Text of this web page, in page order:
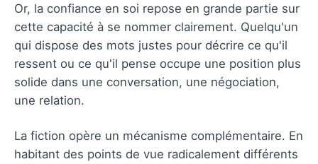
Or, la confiance en soi repose en grande partie sur
cette capacité à se nommer clairement. Quelqu'un
qui dispose des mots justes pour décrire ce qu'il
ressent ou ce qu'il pense occupe une position plus
solide dans une conversation, une négociation,
une relation.
La fiction opère un mécanisme complémentaire. En
habitant des points de vue radicalement différents